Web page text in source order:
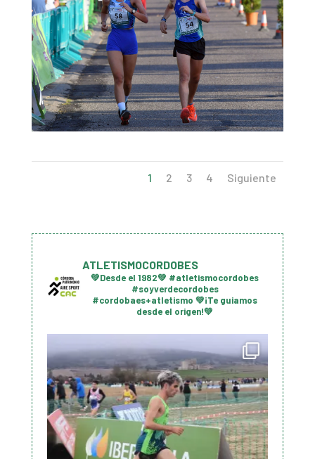
1 2 3 4 Siguiente
ATLETISMOCORDOBES
💚Desde el 1982💚 #atletismocordobes
#soyverdecordobes
#cordobaes+atletismo 💚¡Te guiamos
desde el origen!💚